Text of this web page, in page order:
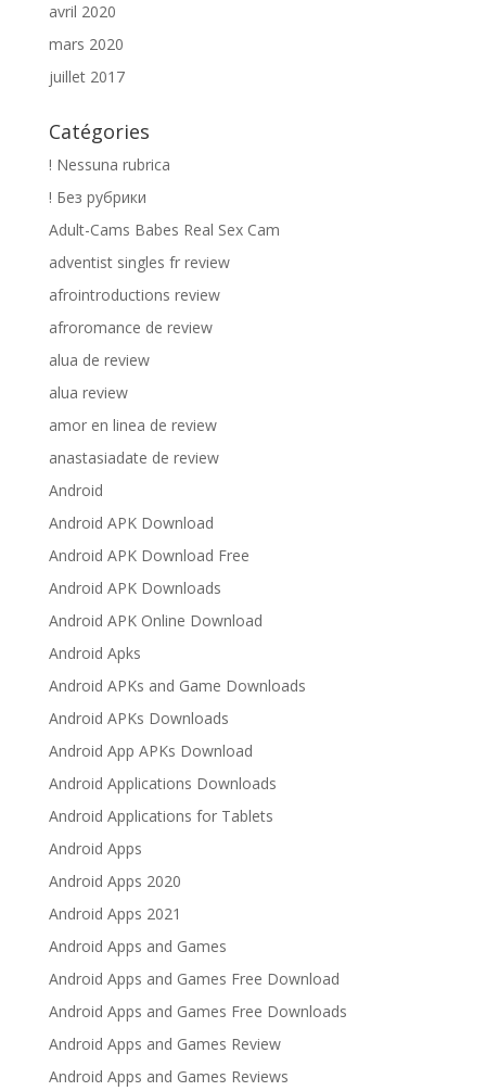
avril 2020
mars 2020
juillet 2017
Catégories
! Nessuna rubrica
! Без рубрики
Adult-Cams Babes Real Sex Cam
adventist singles fr review
afrointroductions review
afroromance de review
alua de review
alua review
amor en linea de review
anastasiadate de review
Android
Android APK Download
Android APK Download Free
Android APK Downloads
Android APK Online Download
Android Apks
Android APKs and Game Downloads
Android APKs Downloads
Android App APKs Download
Android Applications Downloads
Android Applications for Tablets
Android Apps
Android Apps 2020
Android Apps 2021
Android Apps and Games
Android Apps and Games Free Download
Android Apps and Games Free Downloads
Android Apps and Games Review
Android Apps and Games Reviews